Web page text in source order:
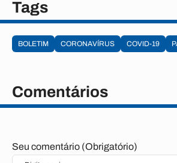
Tags
BOLETIM CORONAVÍRUS COVID-19
Comentários
Seu comentário (Obrigatório)